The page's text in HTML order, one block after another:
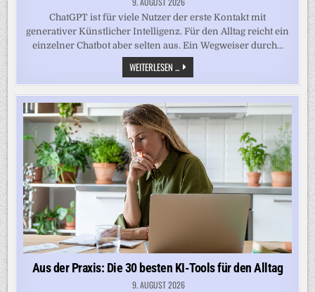
ChatGPT ist für viele Nutzer der erste Kontakt mit
generativer Künstlicher Intelligenz. Für den Alltag reicht ein
einzelner Chatbot aber selten aus. Ein Wegweiser durch…
WEITERLESEN ... AUS
DER
PRAXIS:
DIE
BESTEN
KI-
TOOLS
FÜR
DEN
ALLTAG
Aus der Praxis: Die 30 besten KI-Tools für den Alltag
9. AUGUST 2026